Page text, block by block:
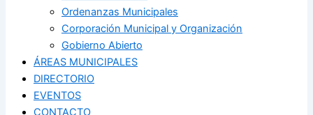
Ordenanzas Municipales
Corporación Municipal y Organización
Gobierno Abierto
ÁREAS MUNICIPALES
DIRECTORIO
EVENTOS
CONTACTO